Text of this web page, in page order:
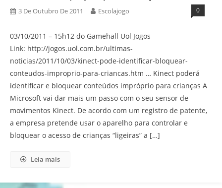
3 De Outubro De 2011 Escolajogo 0
03/10/2011 – 15h12 do Gamehall Uol Jogos
Link: http://jogos.uol.com.br/ultimas-
noticias/2011/10/03/kinect-pode-identificar-bloquear-
conteudos-improprio-para-criancas.htm … Kinect poderá
identificar e bloquear conteúdos impróprio para crianças A
Microsoft vai dar mais um passo com o seu sensor de
movimentos Kinect. De acordo com um registro de patente,
a empresa pretende usar o aparelho para controlar e
bloquear o acesso de crianças “ligeiras” a […]
Leia mais